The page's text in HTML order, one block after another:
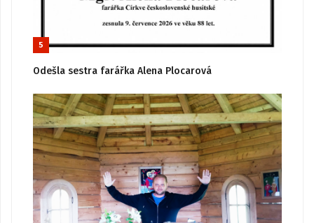
5
Odešla sestra farářka Alena Plocarová